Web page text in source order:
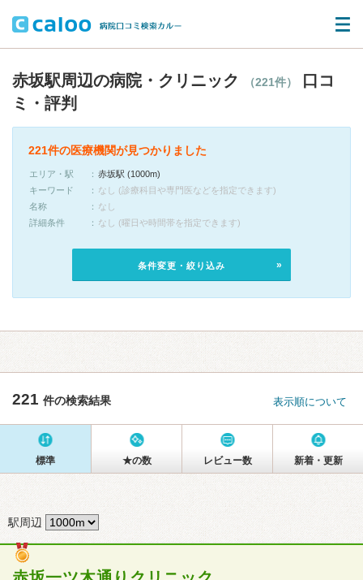
赤坂駅周辺の病院・クリニック （221件）
口コ
ミ・評判
221件の医療機関が見つかりました
エリア・駅
赤坂駅 (1000m)
キーワード
なし (診療科目や専門医などを指定できます)
名称
なし
詳細条件
なし (曜日や時間帯を指定できます)
条件変更・絞り込み
221 件の検索結果 表示順について
標準 ★の数 レビュー数 新着・更新
駅周辺